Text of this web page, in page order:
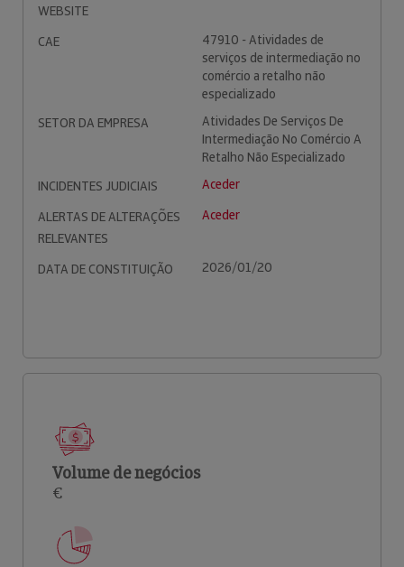
WEBSITE
CAE
47910 - Atividades de
serviços de intermediação no
comércio a retalho não
especializado
SETOR DA EMPRESA
Atividades De Serviços De
Intermediação No Comércio A
Retalho Não Especializado
INCIDENTES JUDICIAIS
Aceder
ALERTAS DE ALTERAÇÕES
RELEVANTES
Aceder
DATA DE CONSTITUIÇÃO 2026/01/20
Volume de negócios
€